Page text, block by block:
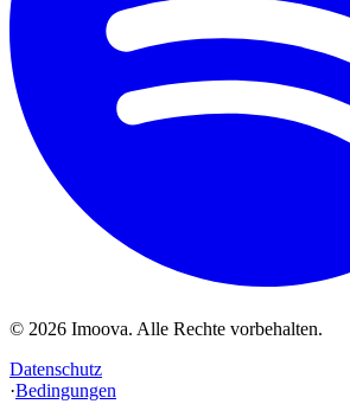
© 2026 Imoova. Alle Rechte vorbehalten.
Datenschutz
·Bedingungen